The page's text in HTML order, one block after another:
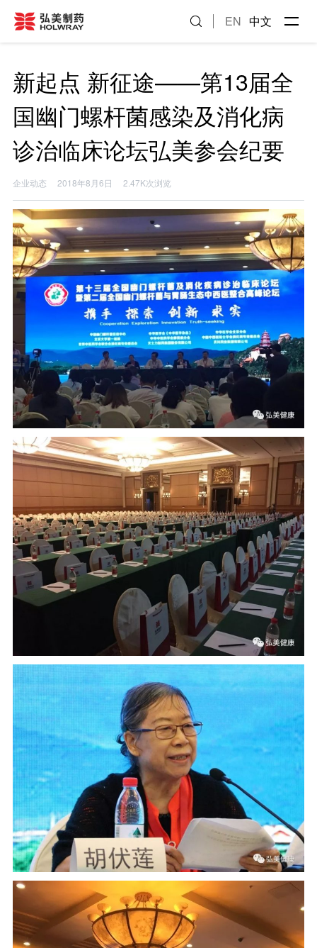
EN 中文
新起点 新征途——第13届全
国幽门螺杆菌感染及消化病
诊治临床论坛弘美参会纪要
企业动态 2018年8月6日 2.47K次浏览